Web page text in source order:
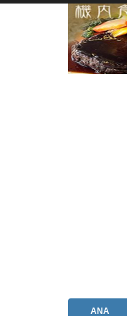
ANA